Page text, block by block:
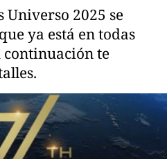
Universo 2025 se
ya está en todas
continuación te